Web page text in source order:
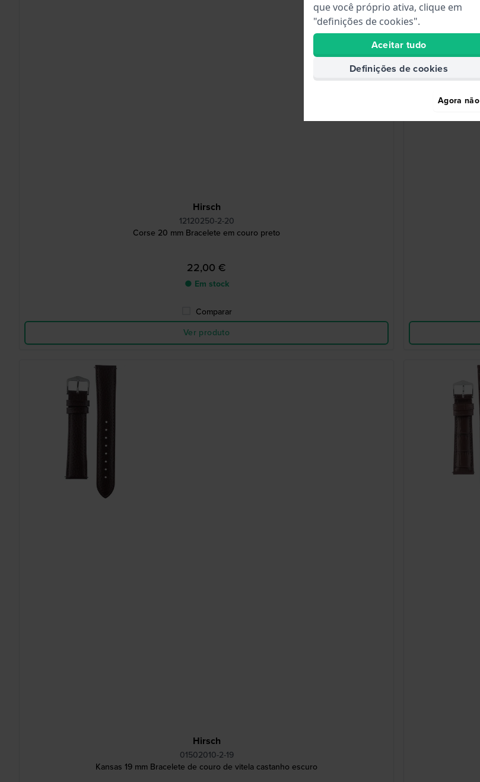
Hirsch
12120250-2-20
Corse 20 mm Bracelete em couro preto
22,00 €
● Em stock
Comparar
Ver produto
Hirsch
01502010-2-19
Kansas 19 mm Bracelete de couro de vitela castanho escuro
que você próprio ativa, clique em
"definições de cookies".
Aceitar tudo
Definições de cookies
Agora não